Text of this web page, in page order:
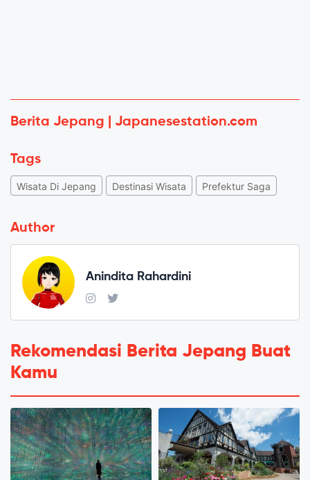
Berita Jepang | Japanesestation.com
Tags
Wisata Di Jepang Destinasi Wisata Prefektur Saga
Author
Anindita Rahardini
Rekomendasi Berita Jepang Buat
Kamu